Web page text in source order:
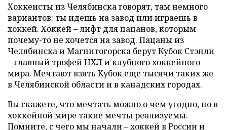
Хоккеисты из Челябинска говорят, там немного
вариантов: ты идешь на завод или играешь в
хоккей. Хоккей – лифт для пацанов, которым
почему-то не хочется на завод. Пацаны из
Челябинска и Магнитогорска берут Кубок Стэнли
– главный трофей НХЛ и клубного хоккейного
мира. Мечтают взять Кубок еще тысячи таких же
в Челябинской области и в канадских городах.
Вы скажете, что мечтать можно о чем угодно, но в
хоккейной мире такие мечты реализуемы.
Помните, с чего мы начали – хоккей в России и